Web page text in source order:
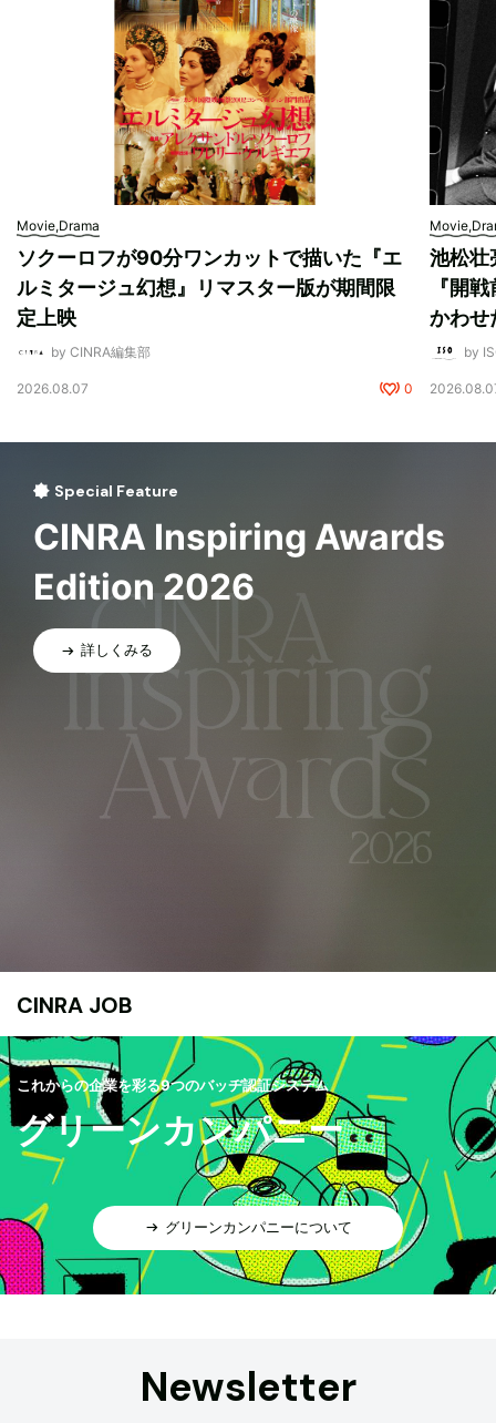
Movie,Drama
ソクーロフが90分ワンカットで描いた『エ
ルミタージュ幻想』リマスター版が期間限
定上映
by CINRA編集部
2026.08.07 0
池松壮
『開
かわせ
by
Special Feature
CINRA Inspiring Awards
Edition 2026
詳しくみる
CINRA JOB
これからの企業を彩る9つのバッヂ認証システム
グリーンカンパニー
グリーンカンパニーについて
Newsletter